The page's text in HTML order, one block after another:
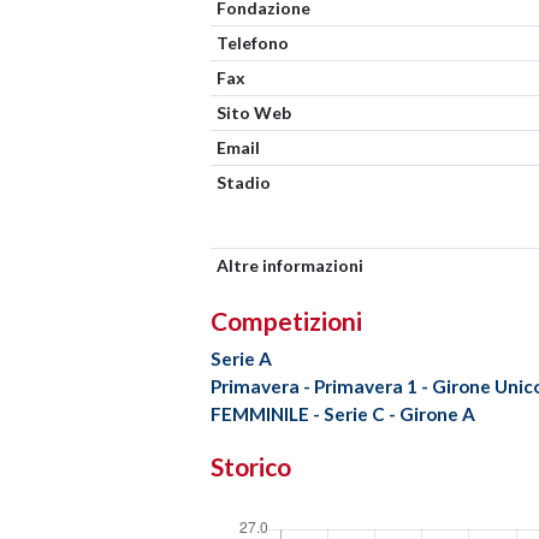
Fondazione
Telefono
Fax
Sito Web
Email
Stadio
Altre informazioni
Competizioni
Serie A
Primavera - Primavera 1 - Girone
FEMMINILE - Serie C - Girone A
Storico